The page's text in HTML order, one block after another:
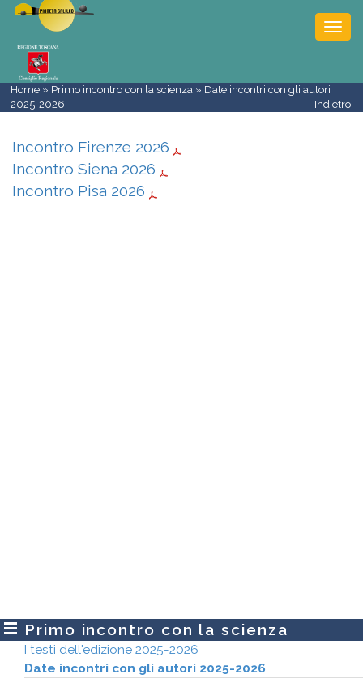
Home » Primo incontro con la scienza » Date incontri con gli autori
2025-2026
Indietro
Incontro Firenze 2026
Incontro Siena 2026
Incontro Pisa 2026
Primo incontro con la scienza
I testi dell'edizione 2025-2026
Date incontri con gli autori 2025-2026